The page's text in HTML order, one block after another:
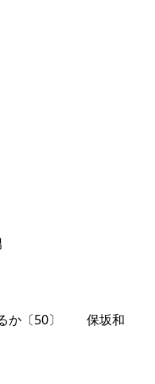
るか〔50〕 保坂和